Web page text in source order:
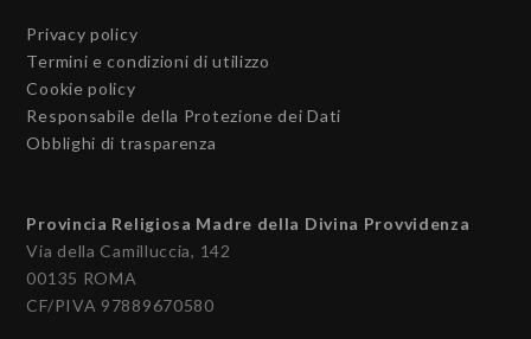
Privacy policy
Termini e condizioni di utilizzo
Cookie policy
Responsabile della Protezione dei Dati
Obblighi di trasparenza
Provincia Religiosa Madre della Divina Provvidenza
Via della Camilluccia, 142
00135 ROMA
CF/PIVA 97889670580